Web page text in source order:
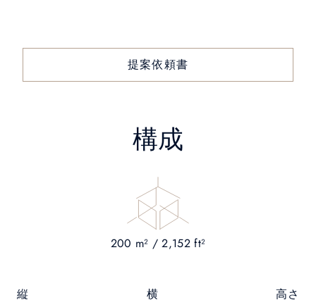
提案依頼書
構成
200 m² / 2,152 ft²
縦
横
高さ